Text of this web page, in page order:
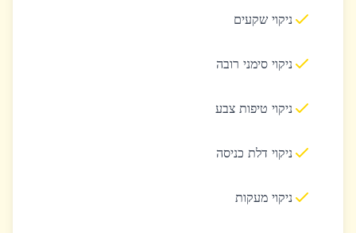
ניקוי שקעים
ניקוי סימני רובה
ניקוי טיפות צבע
ניקוי דלת כניסה
ניקוי מעקות